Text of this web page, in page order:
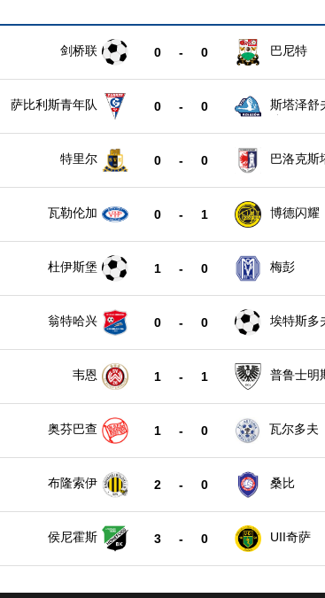
剑桥联 0 - 0 巴尼特
萨比利斯青年队 0 - 0
斯塔泽舒
特里尔 0 - 0 巴洛克斯
瓦勒伦加 0 - 1 博德闪耀
杜伊斯堡 1 - 0 梅彭
翁特哈兴 0 - 0 埃特斯多
韦恩 1 - 1 普鲁士明
奥芬巴查 1 - 0 瓦尔多夫
布隆索伊 2 - 0 桑比
侯尼霍斯 3 - 0 UII奇萨